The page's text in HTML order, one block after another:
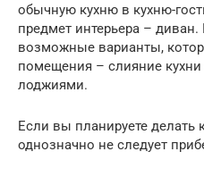
обычную кухню в кухню-
предмет интерьера – диван.
возможные варианты,
помещения – слияние
лоджиями.
Если вы планируете делать
однозначно не следует